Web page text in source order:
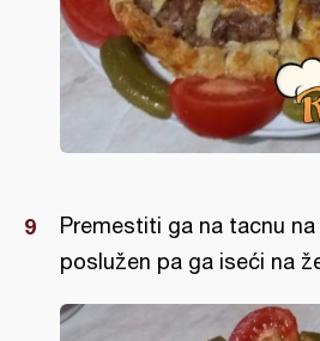
Premestiti ga na tacnu
poslužen pa ga iseći na